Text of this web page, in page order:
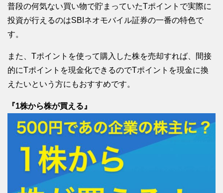
普段の何気ない買い物で貯まっていたTポイントで実際に
投資が行えるのはSBIネオモバイル証券の一番の特色で
す。
また、Tポイントを使って購入した株を売却すれば、間接
的にTポイントを現金化できるのでTポイントを現金に換
えたいという方にもおすすめです。
『1株から株が買える』